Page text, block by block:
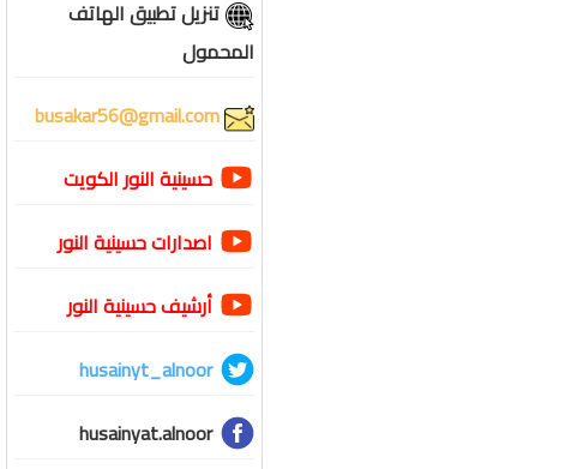
تنزيل تطبيق الهاتف
المحمول
حسينية النور الكويت
اصدارات حسينية النور
أرشيف حسينية النور
husainyt_alnoor
husainyat.alnoor